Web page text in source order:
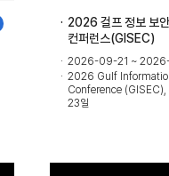
2026 걸프 정보 보
컨퍼런스(GISEC)
2026-09-21 ~
2026 Gulf
Conference
23일